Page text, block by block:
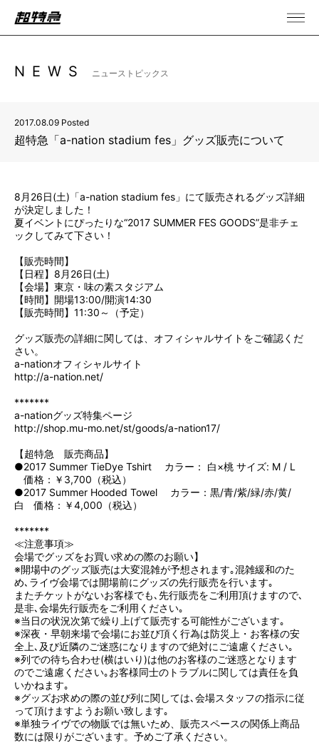
NEWS ニューストピックス
2017.08.09 Posted
超特急「a-nation stadium fes」グッズ販売について
8月26日(土)「a-nation stadium fes」にて販売されるグッズ詳細
が決定しました！
夏イベントにぴったりな“2017 SUMMER FES GOODS”是非チェ
ックしてみて下さい！
【販売時間】
【日程】8月26日(土)
【会場】東京・味の素スタジアム
【時間】開場13:00/開演14:30
【販売時間】11:30～（予定）
グッズ販売の詳細に関しては、オフィシャルサイトをご確認くだ
さい。
a-nationオフィシャルサイト
http://a-nation.net/
*******
a-nationグッズ特集ページ
http://shop.mu-mo.net/st/goods/a-nation17/
【超特急 販売商品】
●2017 Summer TieDye Tshirt カラー： 白×桃 サイズ: M / L
価格：￥3,700（税込）
●2017 Summer Hooded Towel カラー：黒/青/紫/緑/赤/黄/
白 価格：￥4,000（税込）
*******
≪注意事項≫
会場でグッズをお買い求めの際のお願い】
※開場中のグッズ販売は大変混雑が予想されます｡混雑緩和のた
め､ライヴ会場では開場前にグッズの先行販売を行います｡
またチケットがないお客様でも､先行販売をご利用頂けますので､
是非､会場先行販売をご利用ください｡
※当日の状況次第で繰り上げて販売する可能性がございます｡
※深夜・早朝来場で会場にお並び頂く行為は防災上・お客様の安
全上､及び近隣のご迷惑になりますので絶対にご遠慮ください｡
※列での待ち合わせ(横はいり)は他のお客様のご迷惑となります
のでご遠慮ください｡お客様同士のトラブルに関しては責任を負
いかねます｡
※グッズお求めの際の並び列に関しては､会場スタッフの指示に従
って頂けますようお願い致します｡
※単独ライヴでの物販では無いため、販売スペースの関係上商品
数には限りがございます。予めご了承ください。